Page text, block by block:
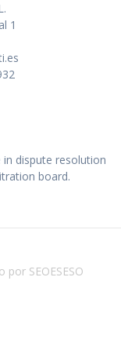
1
dispute resolution
board.
SEOESESO